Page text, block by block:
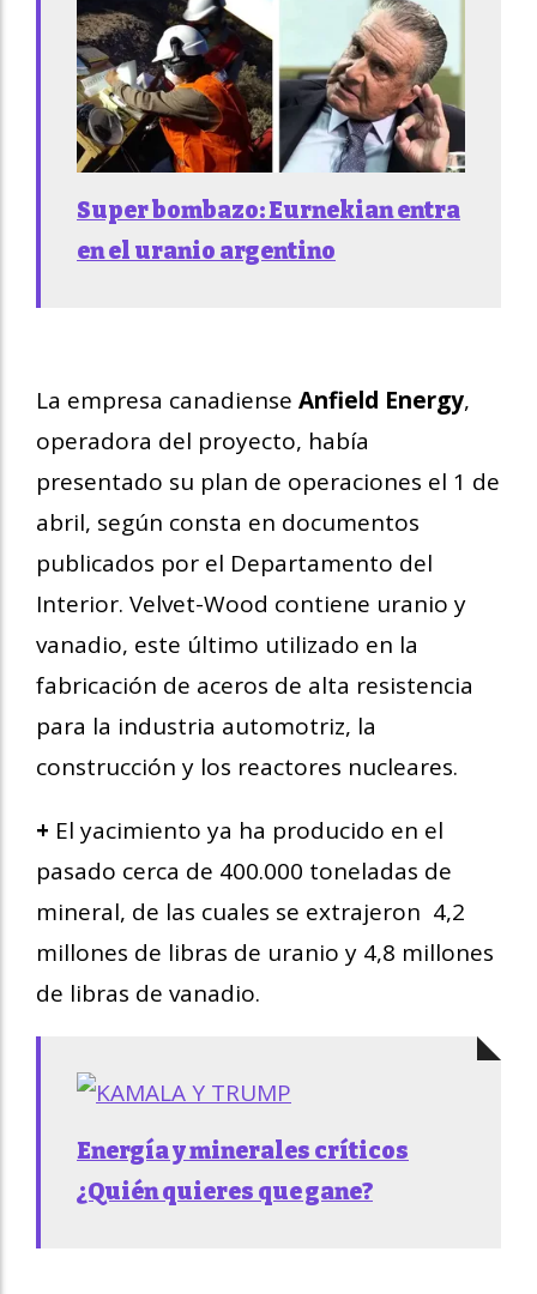
Super bombazo: Eurnekian entra
en el uranio argentino
La empresa canadiense Anfield Energy,
operadora del proyecto, había
presentado su plan de operaciones el 1 de
abril, según consta en documentos
publicados por el Departamento del
Interior. Velvet-Wood contiene uranio y
vanadio, este último utilizado en la
fabricación de aceros de alta resistencia
para la industria automotriz, la
construcción y los reactores nucleares.
+ El yacimiento ya ha producido en el
pasado cerca de 400.000 toneladas de
mineral, de las cuales se extrajeron 4,2
millones de libras de uranio y 4,8 millones
de libras de vanadio.
Energía y minerales críticos
¿Quién quieres que gane?